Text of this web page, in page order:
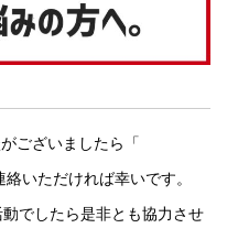
ございましたら「
いただければ幸いです。
でしたら是非とも協力させ